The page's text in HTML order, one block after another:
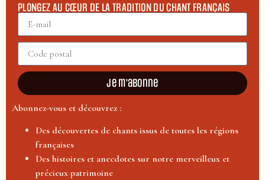
PLONGEZ AU CŒUR DE LA TRADITION DU CHANT FRANÇAIS
Je m'abonne
Abonnez-vous et découvrez :
Des découvertes de chants issus de toutes les régions
françaises
Des histoires et anecdotes sur notre merveilleux et
précieux patrimoine